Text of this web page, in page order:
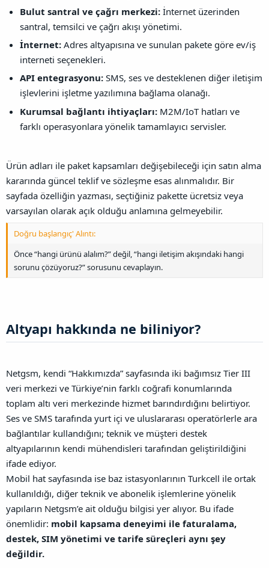
Bulut santral ve çağrı merkezi: İnternet üzerinden
santral, temsilci ve çağrı akışı yönetimi.
İnternet: Adres altyapısına ve sunulan pakete göre ev/iş
interneti seçenekleri.
API entegrasyonu: SMS, ses ve desteklenen diğer iletişim
işlevlerini işletme yazılımına bağlama olanağı.
Kurumsal bağlantı ihtiyaçları: M2M/IoT hatları ve
farklı operasyonlara yönelik tamamlayıcı servisler.
Ürün adları ile paket kapsamları değişebileceği için satın alma
kararında güncel teklif ve sözleşme esas alınmalıdır. Bir
sayfada özelliğin yazması, seçtiğiniz pakette ücretsiz veya
varsayılan olarak açık olduğu anlamına gelmeyebilir.
Doğru başlangıç' Alıntı:
Önce “hangi ürünü alalım?” değil, “hangi iletişim akışındaki hangi
sorunu çözüyoruz?” sorusunu cevaplayın.
Altyapı hakkında ne biliniyor?​
Netgsm, kendi “Hakkımızda” sayfasında iki bağımsız Tier III
veri merkezi ve Türkiye’nin farklı coğrafi konumlarında
toplam altı veri merkezinde hizmet barındırdığını belirtiyor.
Ses ve SMS tarafında yurt içi ve uluslararası operatörlerle ara
bağlantılar kullandığını; teknik ve müşteri destek
altyapılarının kendi mühendisleri tarafından geliştirildiğini
ifade ediyor.
Mobil hat sayfasında ise baz istasyonlarının Turkcell ile ortak
kullanıldığı, diğer teknik ve abonelik işlemlerine yönelik
yapıların Netgsm’e ait olduğu bilgisi yer alıyor. Bu ifade
önemlidir: mobil kapsama deneyimi ile faturalama,
destek, SIM yönetimi ve tarife süreçleri aynı şey
değildir.